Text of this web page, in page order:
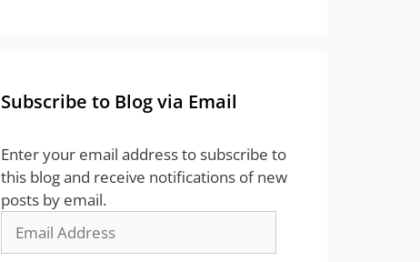
Subscribe to Blog via Email
Enter your email address to subscribe to
this blog and receive notifications of new
posts by email.
Address